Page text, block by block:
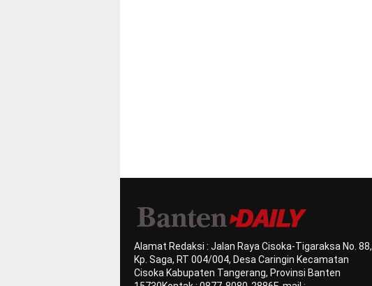
Alamat Redaksi : Jalan Raya Cisoka-Tigaraksa No. 88,
Kp. Saga, RT 004/004, Desa Caringin Kecamatan
Cisoka Kabupaten Tangerang, Provinsi Banten